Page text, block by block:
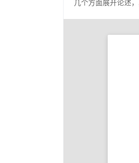
几个方面展开论述